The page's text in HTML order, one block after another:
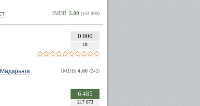
IMDB: 5.80 (142 000)
0.000
18
IMDB: 4.60 (242)
6.485
217 673